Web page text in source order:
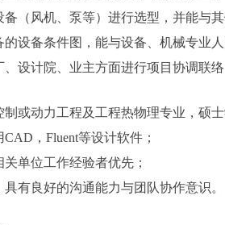
备（风机、泵等）进行选型，并能与
的设备条件图，能与设备、机械专业
、设计院、业主方面进行项目协调联
制或动力工程及工程热物理专业，硕士
CAD ， Fluent等设计软件；
关单位工作经验者优先；
具有良好的沟通能力与团队协作意识。